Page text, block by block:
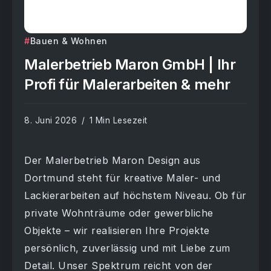
Bauen & Wohnen
Malerbetrieb Maron GmbH | Ihr
Profi für Malerarbeiten & mehr
8. Juni 2026 1 Min Lesezeit
Der Malerbetrieb Maron Design aus
Dortmund steht für kreative Maler- und
Lackierarbeiten auf höchstem Niveau. Ob für
private Wohnträume oder gewerbliche
Objekte – wir realisieren Ihre Projekte
persönlich, zuverlässig und mit Liebe zum
Detail. Unser Spektrum reicht von der